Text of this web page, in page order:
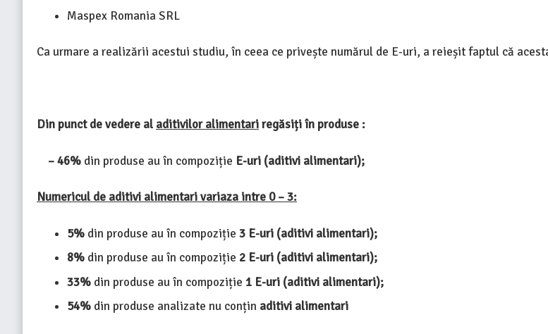
Maspex Romania SRL
Ca urmare a realizării acestui studiu, în ceea ce privește numărul de E-uri, a reieșit faptul că
Din punct de vedere al aditivilor alimentariregăsiți în produse :
– 46% din produse au în compoziție E-uri (aditivi alimentari);
Numericul de aditivi alimentari variaza intre 0 – 3:
5% din produse au în compoziție 3 E-uri (aditivi alimentari);
8% din produse au în compoziție 2E-uri (aditivi alimentari);
33% din produse au în compoziție 1E-uri (aditivi alimentari);
54% din produse analizate nu conțin aditivi alimentari